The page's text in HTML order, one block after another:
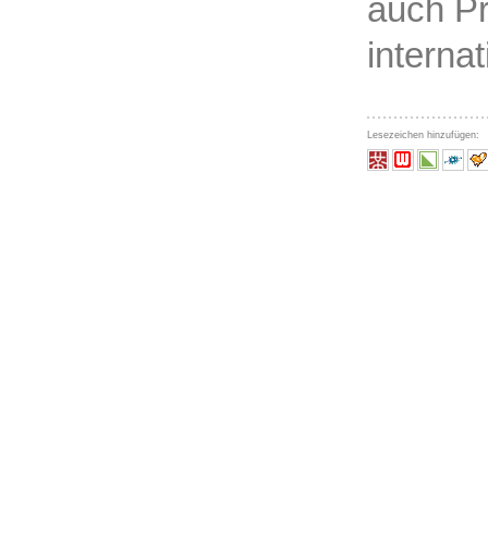
auch
Lesezeichen hinzufügen: